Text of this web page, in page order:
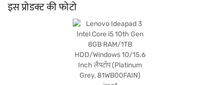
लिए आदर्श बन जाता है. प्री-इंस्टॉल्ड Windows 10 ऑपरेटिंग सिस्टम एक परिचित और यूज़र-फ्रेंडली
इंटरफेस प्रदान करता है. यह लैपटॉप उन लोगों के लिए उपयुक्त है जो दैनिक कंप्यूटिंग आवश्यकताओं के
लिए विश्वसनीय और कार्यात्मक डिवाइस चाहते हैं. खरीदारी करने के लिए बजाज फाइनेंस पर विकल्पों के
बारे में जानें या पार्टनर स्टोर पर जाएं और Easy EMIs का लाभ उठाएं.
इस प्रोडक्ट की फोटो